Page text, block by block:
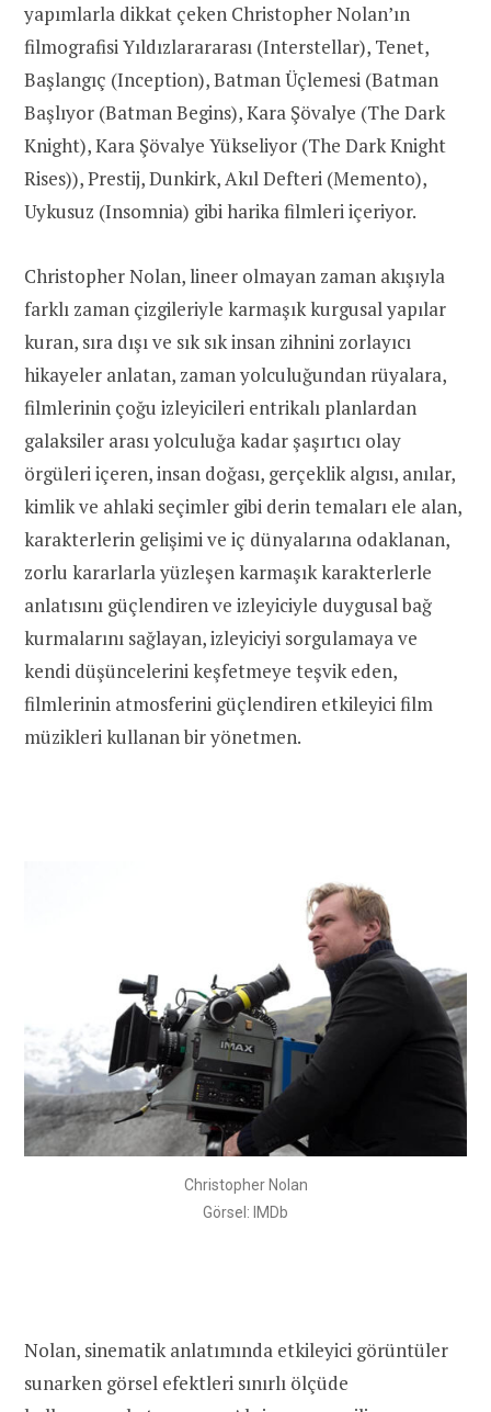
yapımlarla dikkat çeken Christopher Nolan’ın
filmografisi Yıldızlarararası (Interstellar), Tenet,
Başlangıç (Inception), Batman Üçlemesi (Batman
Başlıyor (Batman Begins), Kara Şövalye (The Dark
Knight), Kara Şövalye Yükseliyor (The Dark Knight
Rises)), Prestij, Dunkirk, Akıl Defteri (Memento),
Uykusuz (Insomnia) gibi harika filmleri içeriyor.
Christopher Nolan, lineer olmayan zaman akışıyla
farklı zaman çizgileriyle karmaşık kurgusal yapılar
kuran, sıra dışı ve sık sık insan zihnini zorlayıcı
hikayeler anlatan, zaman yolculuğundan rüyalara,
filmlerinin çoğu izleyicileri entrikalı planlardan
galaksiler arası yolculuğa kadar şaşırtıcı olay
örgüleri içeren, insan doğası, gerçeklik algısı, anılar,
kimlik ve ahlaki seçimler gibi derin temaları ele alan,
karakterlerin gelişimi ve iç dünyalarına odaklanan,
zorlu kararlarla yüzleşen karmaşık karakterlerle
anlatısını güçlendiren ve izleyiciyle duygusal bağ
kurmalarını sağlayan, izleyiciyi sorgulamaya ve
kendi düşüncelerini keşfetmeye teşvik eden,
filmlerinin atmosferini güçlendiren etkileyici film
müzikleri kullanan bir yönetmen.
Christopher Nolan
Görsel: IMDb
Nolan, sinematik anlatımında etkileyici görüntüler
sunarken görsel efektleri sınırlı ölçüde